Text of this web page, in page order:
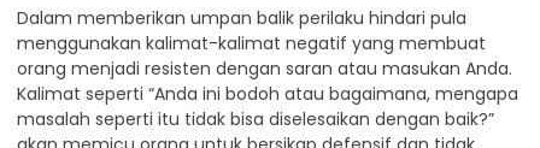
Dalam memberikan umpan balik perilaku hindari pula
menggunakan kalimat-kalimat negatif yang membuat
orang menjadi resisten dengan saran atau masukan Anda.
Kalimat seperti “Anda ini bodoh atau bagaimana, mengapa
masalah seperti itu tidak bisa diselesaikan dengan baik?”